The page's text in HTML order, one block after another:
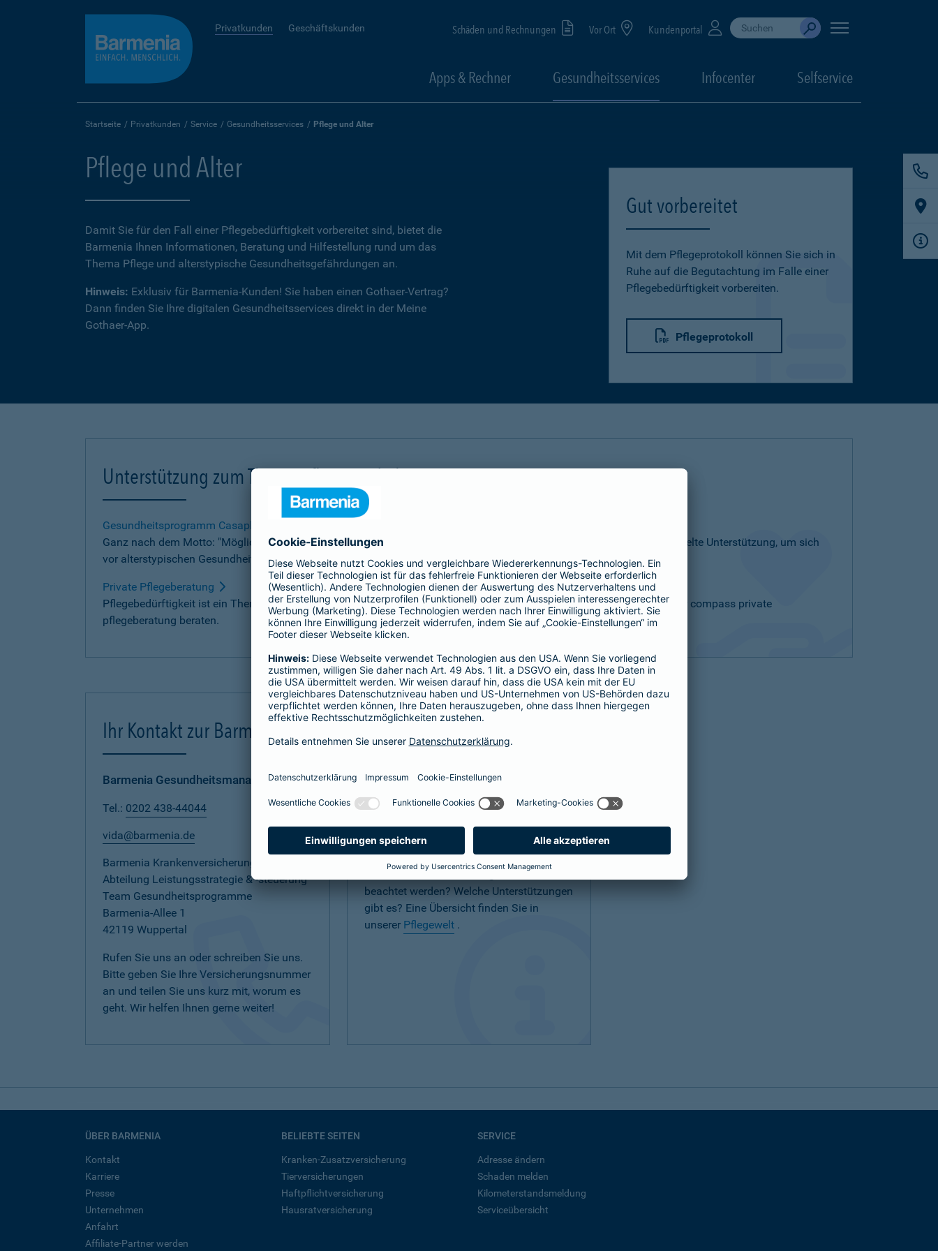
Privatkunden Geschäftskunden Schäden und Rechnungen Vor Ort Kundenportal Suche durchführen
When autocomplete results are available, use
Absenden
Apps & Rechner Gesundheitsservices Infocenter Selfservice
Startseite Privatkunden Service Gesundheitsservices Pflege und Alter
Pflege und Alter
Damit Sie für den Fall einer Pflegebedürftigkeit vorbereitet sind, bietet die
Barmenia Ihnen Informationen, Beratung und Hilfestellung rund um das
Thema Pflege und alterstypische Gesundheitsgefährdungen an.
Hinweis: Exklusiv für Barmenia-Kunden! Sie haben einen Gothaer-Vertrag?
Dann finden Sie Ihre digitalen Gesundheitsservices direkt in der Meine
Gothaer-App.
Gut vorbereitet
Mit dem Pflegeprotokoll können Sie sich in
Ruhe auf die Begutachtung im Falle einer
Pflegebedürftigkeit vorbereiten.
Pflegeprotokoll
Unterstützung zum Thema Pflege und Alter
Gesundheitsprogramm Casaplus
Ganz nach dem Motto: "Möglichst lange in den eigenen vier Wänden bleiben" bietet Casaplus eine nachhaltige und gezielte Unterstützung, um sich
vor alterstypischen Gesundheitsgefährdungen noch besser schützen zu können.
Private Pflegeberatung
Pflegebedürftigkeit ist ein Thema, das für alle Betroffenen und Beteiligten viele Fragen aufwirft. Lassen Sie sich von der compass private
pflegeberatung beraten.
Ihr Kontakt zur Barmenia
Barmenia Gesundheitsmanagement
Tel.: 0202 438-44044
vida@barmenia.de
Barmenia Krankenversicherung AG
Abteilung Leistungsstrategie & -steuerung
Team Gesundheitsprogramme
Barmenia-Allee 1
42119 Wuppertal
Rufen Sie uns an oder schreiben Sie uns.
Bitte geben Sie Ihre Versicherungsnummer
an und teilen Sie uns kurz mit, worum es
geht. Wir helfen Ihnen gerne weiter!
Pflegewelt
Tritt eine Pflegesituation innerhalb der
Familie oder des Freundeskreises ein, gilt
es Veränderungen zu bewältigen und sich
mit vielen Themen und Fragen zu
beschäftigen.
Was kann ich wo beantragen? Was muss
beachtet werden? Welche Unterstützungen
gibt es? Eine Übersicht finden Sie in
unserer Pflegewelt.
ÜBER BARMENIA
Kontakt
Karriere
Presse
Unternehmen
Anfahrt
Affiliate-Partner werden
BELIEBTE SEITEN
Kranken-Zusatzversicherung
Tierversicherungen
Haftpflichtversicherung
Hausratversicherung
SERVICE
Adresse ändern
Schaden melden
Kilometerstandsmeldung
Serviceübersicht